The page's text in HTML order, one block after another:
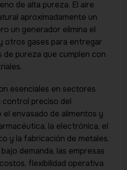
de alta pureza. El aire
aproximadamente un
un generador elimina el
otros gases para entregar
pureza que cumplen con
esenciales en sectores
control preciso del
envasado de alimentos y
la electrónica, el
y la fabricación de metales.
demanda, las empresas
flexibilidad operativa